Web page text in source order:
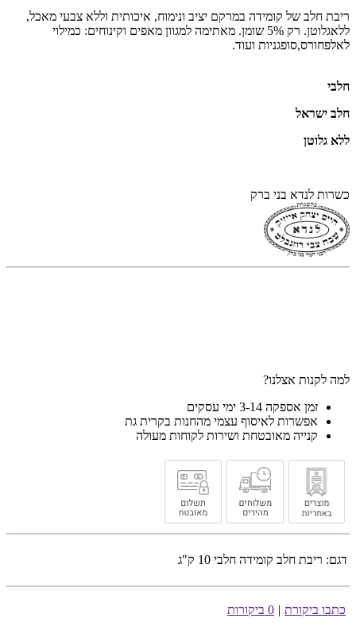
ריבת חלב של קומידה במרקם יציב ונימוח, איכותית וללא צבעי מאכל,
ללאגלוטן. רק 5% שומן. מאתימה למגוון מאפים וקינוחים: כמילוי
לאלפחורס,סופגניות ועוד.
חלבי
חלב ישראל
ללא גלוטן
כשרות לנדא בני ברק
למה לקנות אצלנו?
זמן אספקה 3-14 ימי עסקים
אפשרות לאיסוף עצמי מהחנות בקרית גת
קנייה מאובטחת ושירות לקוחות מעולה
דגם: ריבת חלב קומידה חלבי 10 ק"ג
כתבו ביקורת | 0 ביקורות